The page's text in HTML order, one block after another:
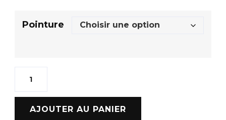
Pointure
AJOUTER AU PANIER